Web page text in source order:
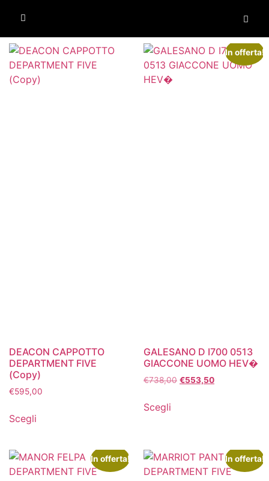
DEACON CAPPOTTO
DEPARTMENT FIVE
(Copy)
€595,00
Scegli
In offerta!
GALESANO D I700 0513
GIACCONE UOMO HEV�
€738,00 €553,50
Scegli
In offerta! In offerta!